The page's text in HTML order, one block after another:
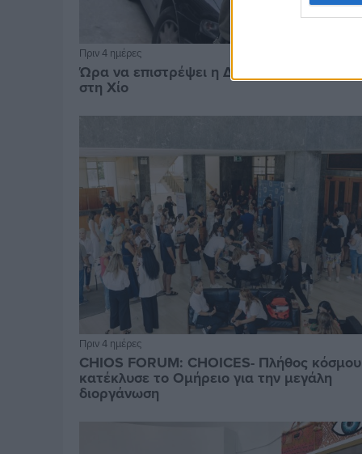
Πριν 4 ημέρες
Ώρα να επιστρέψει η Δημοτική Αστυνομία
στη Χίο
Πριν 4 ημέρες
CHIOS FORUM: CHOICES- Πλήθος κόσμου
κατέκλυσε το Ομήρειο για την μεγάλη
διοργάνωση